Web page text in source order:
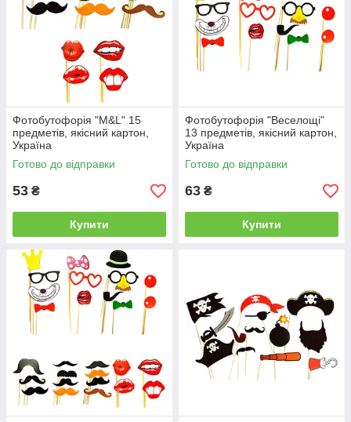
Фотобутофорія "M&L" 15
предметів, якісний картон,
Україна
Готово до відправки
53 ₴
Купити
Фотобутофорія "Веселощі"
13 предметів, якісний картон,
Україна
Готово до відправки
63 ₴
Купити